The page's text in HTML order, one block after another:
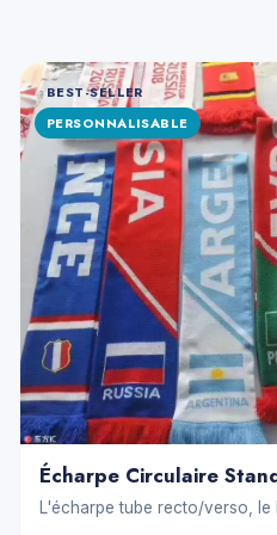
BEST-SELLER
PERSONNALISABLE
Écharpe Circulaire
L'écharpe tube recto/verso, le